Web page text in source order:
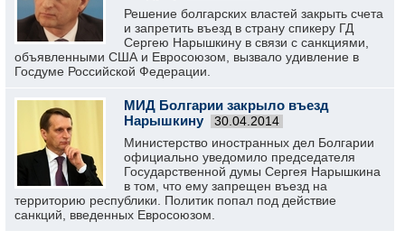
Решение болгарских властей закрыть счета
и запретить въезд в страну спикеру ГД
Сергею Нарышкину в связи с санкциями,
объявленными США и Евросоюзом, вызвало удивление в
Госдуме Российской Федерации.
МИД Болгарии закрыло въезд
Нарышкину
30.04.2014
Министерство иностранных дел Болгарии
официально уведомило председателя
Государственной думы Сергея Нарышкина
в том, что ему запрещен въезд на
территорию республики. Политик попал под действие
санкций, введенных Евросоюзом.